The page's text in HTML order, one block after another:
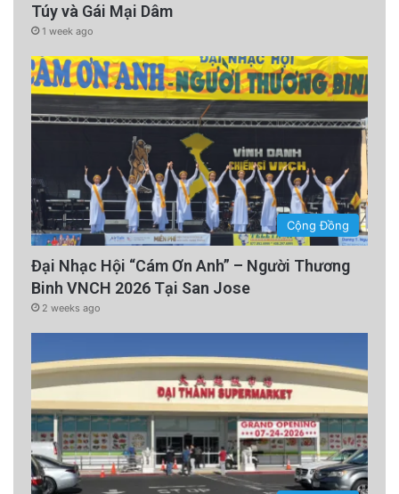
Túy và Gái Mại Dâm
1 week ago
Cộng Đồng
Đại Nhạc Hội “Cám Ơn Anh” – Người Thương
Binh VNCH 2026 Tại San Jose
2 weeks ago